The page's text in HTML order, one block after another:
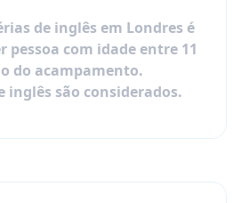
de inglês em Londres é
pessoa com idade entre 11
do acampamento.
inglês são considerados.